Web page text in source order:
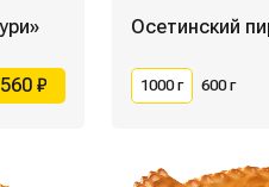
₽
Осетинский
1000 г 600 г